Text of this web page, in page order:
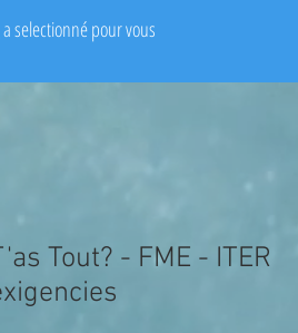
selectionné pour vous
Tout? - FME - ITER